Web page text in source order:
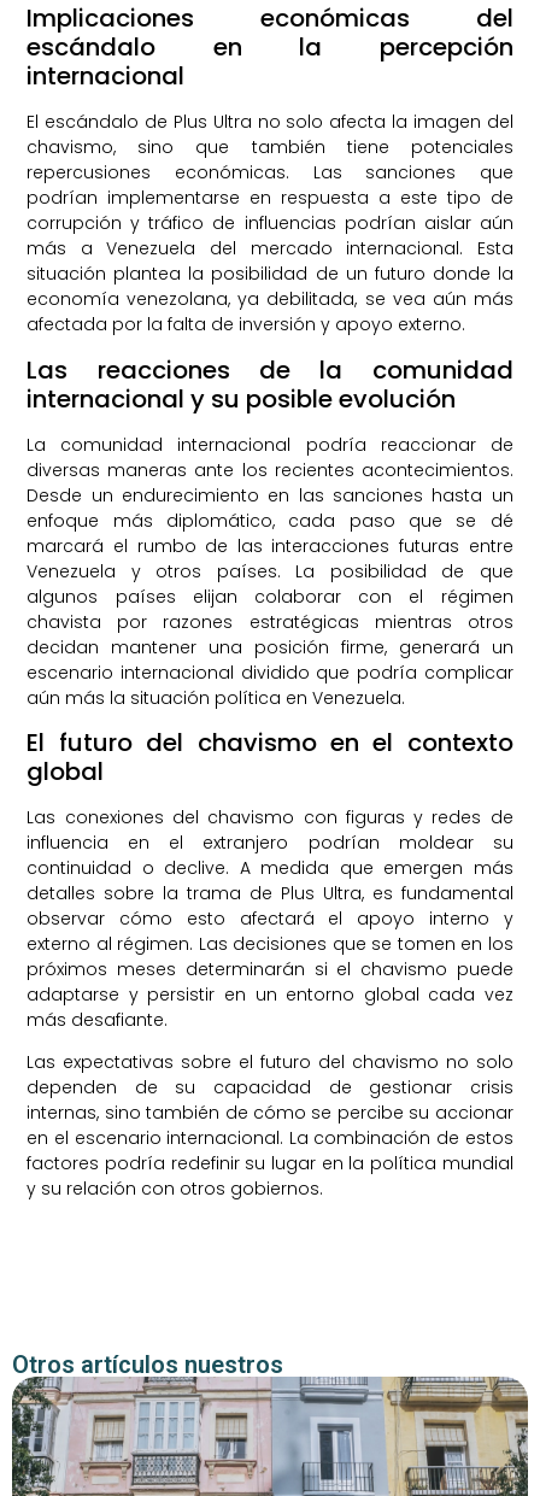
Implicaciones económicas del
escándalo en la percepción
internacional
El escándalo de Plus Ultra no solo afecta la imagen del
chavismo, sino que también tiene potenciales
repercusiones económicas. Las sanciones que
podrían implementarse en respuesta a este tipo de
corrupción y tráfico de influencias podrían aislar aún
más a Venezuela del mercado internacional. Esta
situación plantea la posibilidad de un futuro donde la
economía venezolana, ya debilitada, se vea aún más
afectada por la falta de inversión y apoyo externo.
Las reacciones de la comunidad
internacional y su posible evolución
La comunidad internacional podría reaccionar de
diversas maneras ante los recientes acontecimientos.
Desde un endurecimiento en las sanciones hasta un
enfoque más diplomático, cada paso que se dé
marcará el rumbo de las interacciones futuras entre
Venezuela y otros países. La posibilidad de que
algunos países elijan colaborar con el régimen
chavista por razones estratégicas mientras otros
decidan mantener una posición firme, generará un
escenario internacional dividido que podría complicar
aún más la situación política en Venezuela.
El futuro del chavismo en el contexto
global
Las conexiones del chavismo con figuras y redes de
influencia en el extranjero podrían moldear su
continuidad o declive. A medida que emergen más
detalles sobre la trama de Plus Ultra, es fundamental
observar cómo esto afectará el apoyo interno y
externo al régimen. Las decisiones que se tomen en los
próximos meses determinarán si el chavismo puede
adaptarse y persistir en un entorno global cada vez
más desafiante.
Las expectativas sobre el futuro del chavismo no solo
dependen de su capacidad de gestionar crisis
internas, sino también de cómo se percibe su accionar
en el escenario internacional. La combinación de estos
factores podría redefinir su lugar en la política mundial
y su relación con otros gobiernos.
Otros artículos nuestros